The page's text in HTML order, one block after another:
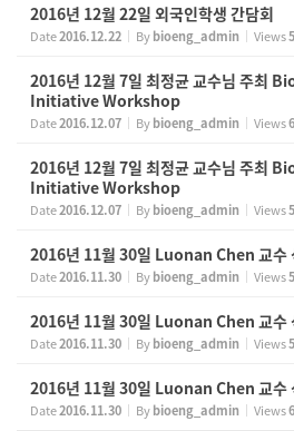
2016년 12월 22일 외국인학생 간담회
Date2016.12.22 Bybioeng_admin Views
2016년 12월 7일 최정균 교수님 주최
Initiative Workshop
Date2016.12.07 Bybioeng_admin Views
2016년 12월 7일 최정균 교수님 주최
Initiative Workshop
Date2016.12.07 Bybioeng_admin Views
2016년 11월 30일 Luonan Chen 교수
Date2016.11.30 Bybioeng_admin Views
2016년 11월 30일 Luonan Chen 교수
Date2016.11.30 Bybioeng_admin Views
2016년 11월 30일 Luonan Chen 교수
Date2016.11.30 Bybioeng_admin Views